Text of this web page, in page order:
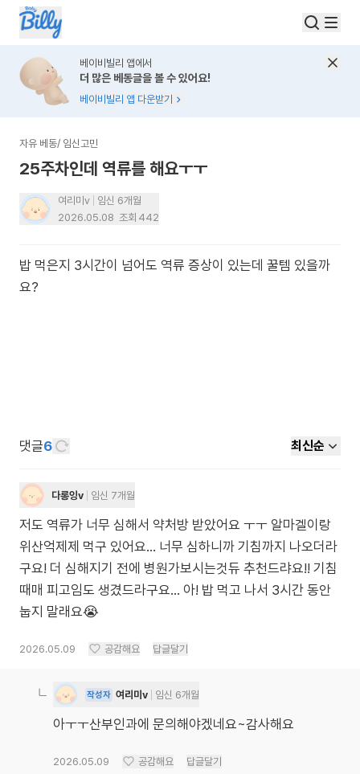
베이비빌리 앱에서
더 많은 베동글을 볼 수 있어요!
베이비빌리 앱 다운받기
자유 베동/ 임신고민
25주차인데 역류를 해요ㅜㅜ
여리미v
임신 6개월
2026.05.08 조회 442
밥 먹은지 3시간이 넘어도 역류 증상이 있는데 꿀템 있을까
요?
댓글6 최신순
다롱잉v 임신 7개월
저도 역류가 너무 심해서 약처방 받았어요 ㅜㅜ 알마겔이랑
위산억제제 먹구 있어요… 너무 심하니까 기침까지 나오더라
구요! 더 심해지기 전에 병원가보시는것듀 추천드랴요!! 기침
때매 피고임도 생겼드라구요… 아! 밥 먹고 나서 3시간 동안
눕지 말래요😭
2026.05.09 공감해요 답글달기
작성자 여리미v 임신 6개월
아ㅜㅜ산부인과에 문의해야겠네요~감사해요
2026.05.09 공감해요 답글달기